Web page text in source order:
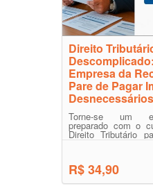
Direito
Empresa da
Pare de Pagar
Desnecessários
Torne-se um
preparado com o
Direito Tributário
Aprenda a navegar
R$ 34,90